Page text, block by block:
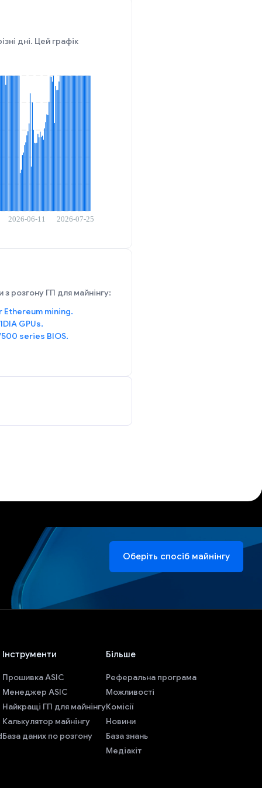
дні. Цей графік
з розгону ГП для майнінгу:
mining.
GPUs.
series BIOS.
Оберіть спосіб майнінгу
Інструменти
Прошивка ASIC
Менеджер ASIC
Найкращі ГП для майнінгу
Калькулятор майнінгу
База даних по розгону
Більше
Реферальна програма
Можливості
Комісії
Новини
База знань
Медіакіт